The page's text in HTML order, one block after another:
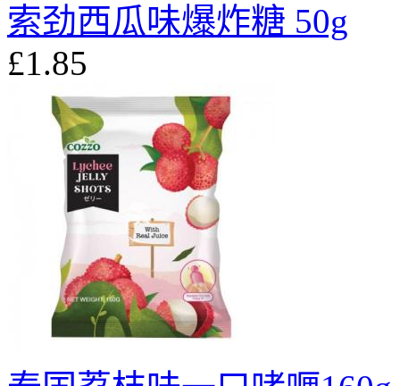
索劲西瓜味爆炸糖 50g
£1.85